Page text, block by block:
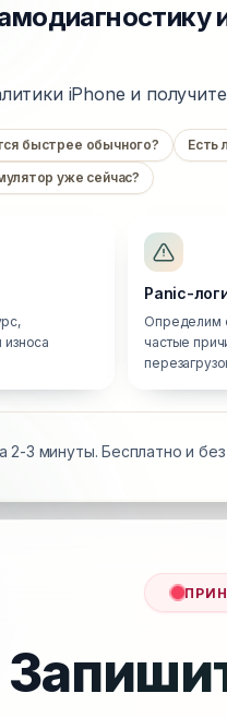
iPhone и
быстрее обычного?
Есть
уже сейчас?
износа
Panic-
Определим
частые
2-3 минуты. Бесплатно и без